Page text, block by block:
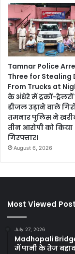
Tamnar Police
Three for Stealing
From Trucks at
के अंधेरे में ट्रकों-
डीजल उड़ाने वाले
तमनार पुलिस ने
तीन आरोपी को किया
गिरफ्तार।
August 6, 2026
Most Viewed
July 27, 2026
Madhopali
में पानी के तेज बहाव